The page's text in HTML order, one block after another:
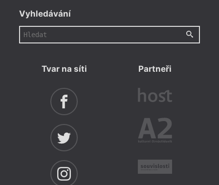
Vyhledávání
Tvar na síti Partneři